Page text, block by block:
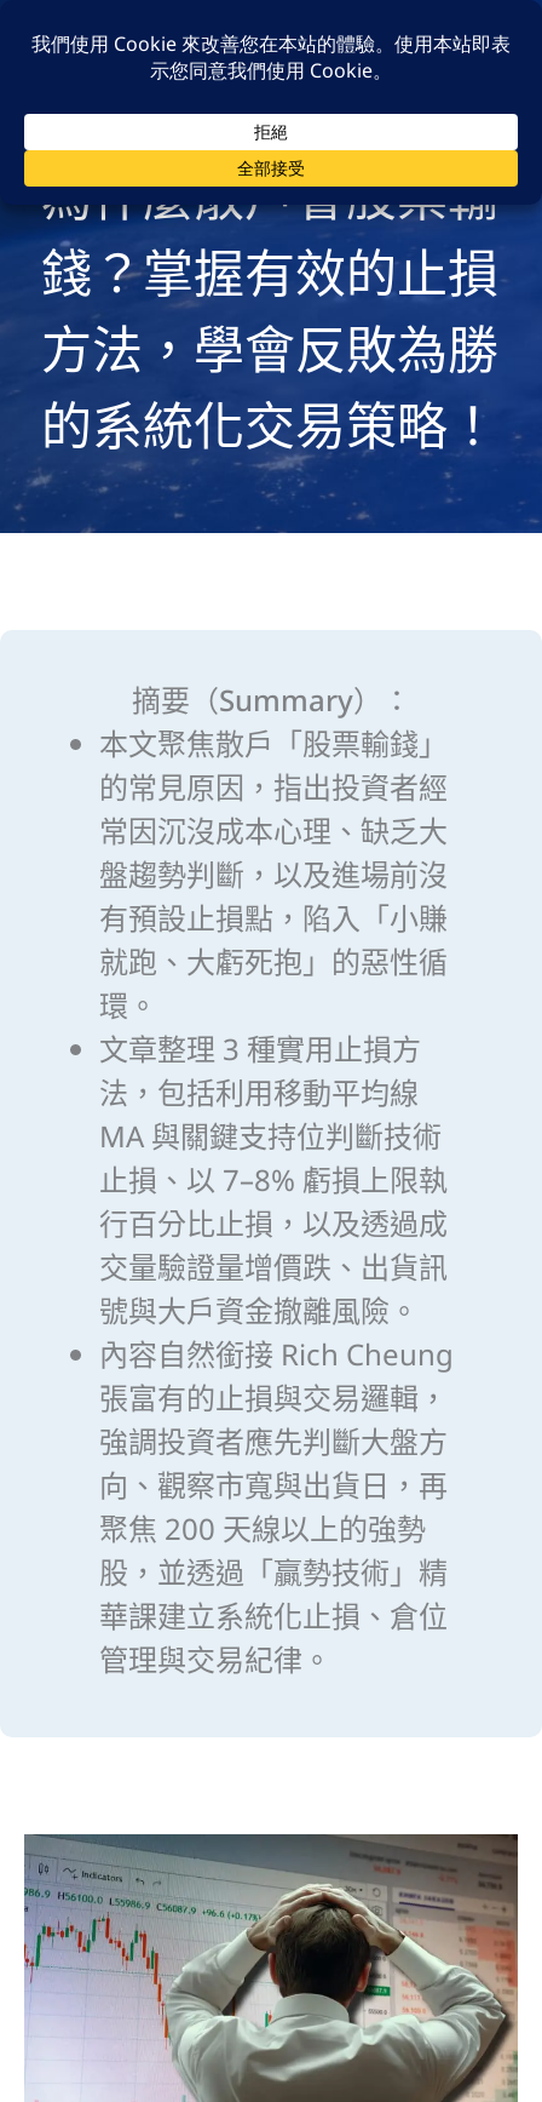
主
要
內
容
Menu
c
e
b
o
o
k
為什麼散戶會股票輸
錢？掌握有效的止損
方法，學會反敗為勝
的系統化交易策略！
摘要（Summary）：
本文聚焦散戶「股票輸錢」
的常見原因，指出投資者經
常因沉沒成本心理、缺乏大
盤趨勢判斷，以及進場前沒
有預設止損點，陷入「小賺
就跑、大虧死抱」的惡性循
環。
文章整理 3 種實用止損方
法，包括利用移動平均線
MA 與關鍵支持位判斷技術
止損、以 7–8% 虧損上限執
行百分比止損，以及透過成
交量驗證量增價跌、出貨訊
號與大戶資金撤離風險。
內容自然銜接 Rich Cheung
張富有的止損與交易邏輯，
強調投資者應先判斷大盤方
向、觀察市寬與出貨日，再
聚焦 200 天線以上的強勢
股，並透過「贏勢技術」精
華課建立系統化止損、倉位
管理與交易紀律。